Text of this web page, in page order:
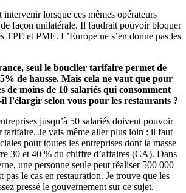
lorsque ces mêmes opérateurs
façon unilatérale. Il faudrait pouvoir bloquer
TPE et PME. L’Europe ne s’en donne pas les
seul le bouclier tarifaire permet de
de hausse. Mais cela ne vaut que pour
de moins de 10 salariés qui consomment
l’élargir selon vous pour les restaurants ?
jusqu’à 50 salariés doivent pouvoir
tarifaire. Je vais même aller plus loin : il faut
pour toutes les entreprises dont la masse
30 et 40 % du chiffre d’affaires (CA). Dans
une personne seule peut réaliser 500 000
pas le cas en restauration. Je trouve que les
pressé le gouvernement sur ce sujet.